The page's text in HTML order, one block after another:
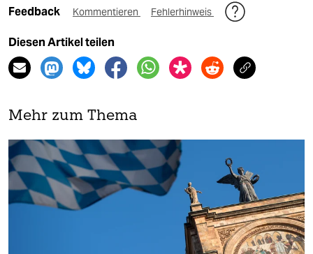
Feedback Kommentieren Fehlerhinweis
Diesen Artikel teilen
Mehr zum Thema